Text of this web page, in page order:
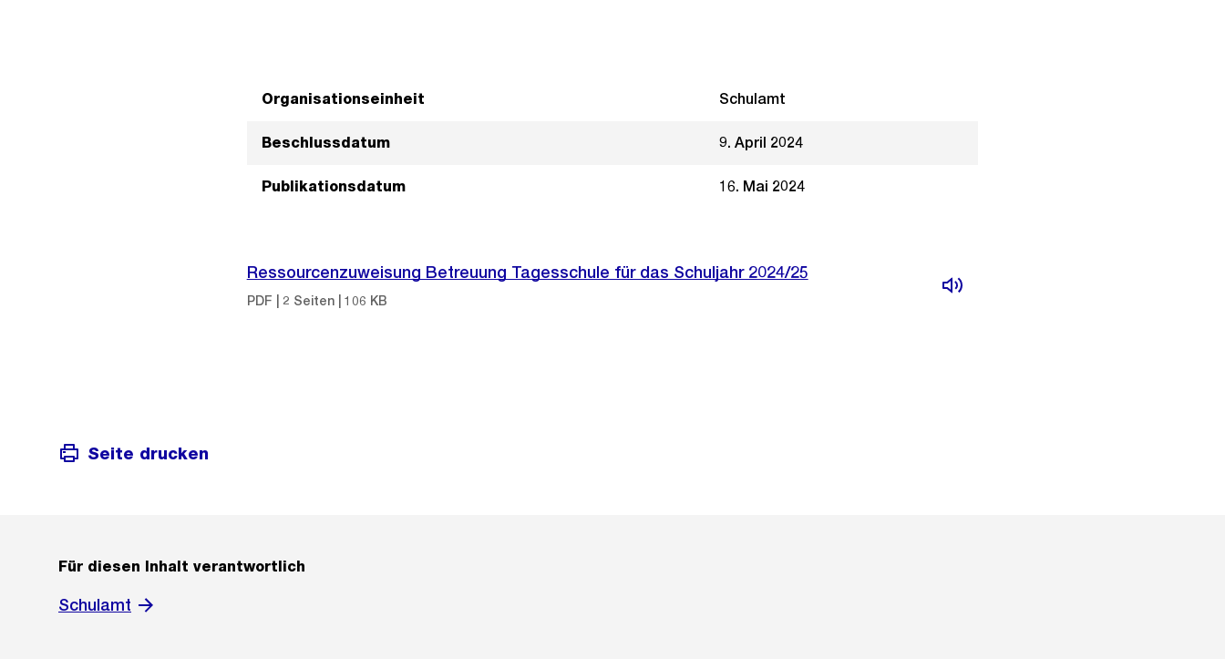
Organisationseinheit Schulamt
Beschlussdatum 9. April 2024
Publikationsdatum 16. Mai 2024
Ressourcenzuweisung Betreuung Tagesschule für das Schuljahr 2024/25
PDF | 2 Seiten | 106 KB
Seite drucken
Für diesen Inhalt verantwortlich
Schulamt